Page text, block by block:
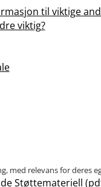
til viktige
viktig?
med relevans for deres
Støttemateriell